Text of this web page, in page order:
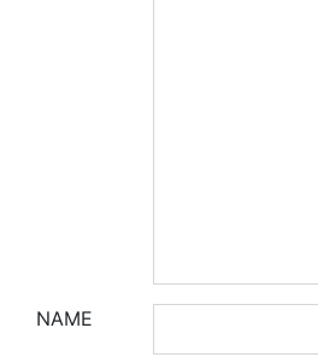
NAME